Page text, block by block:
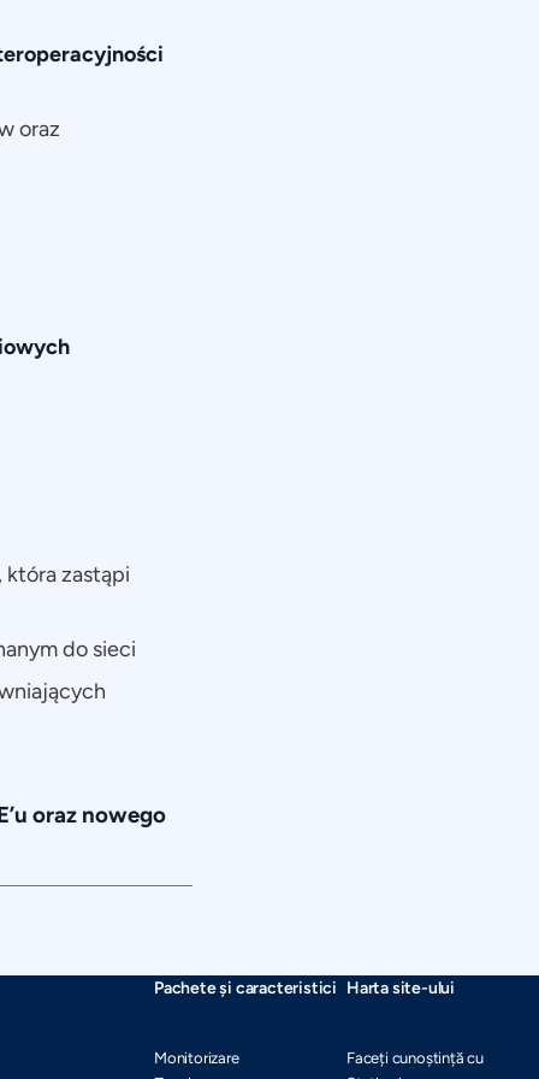
oraz
która zastąpi
do sieci
oraz nowego
Pachete și caracteristici
Monitorizare
Harta site-ului
Faceți cunoștință cu